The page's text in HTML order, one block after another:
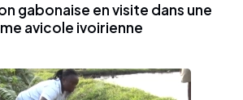
gabonaise en visite dans une
avicole ivoirienne